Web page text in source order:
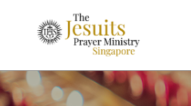
Search
for: